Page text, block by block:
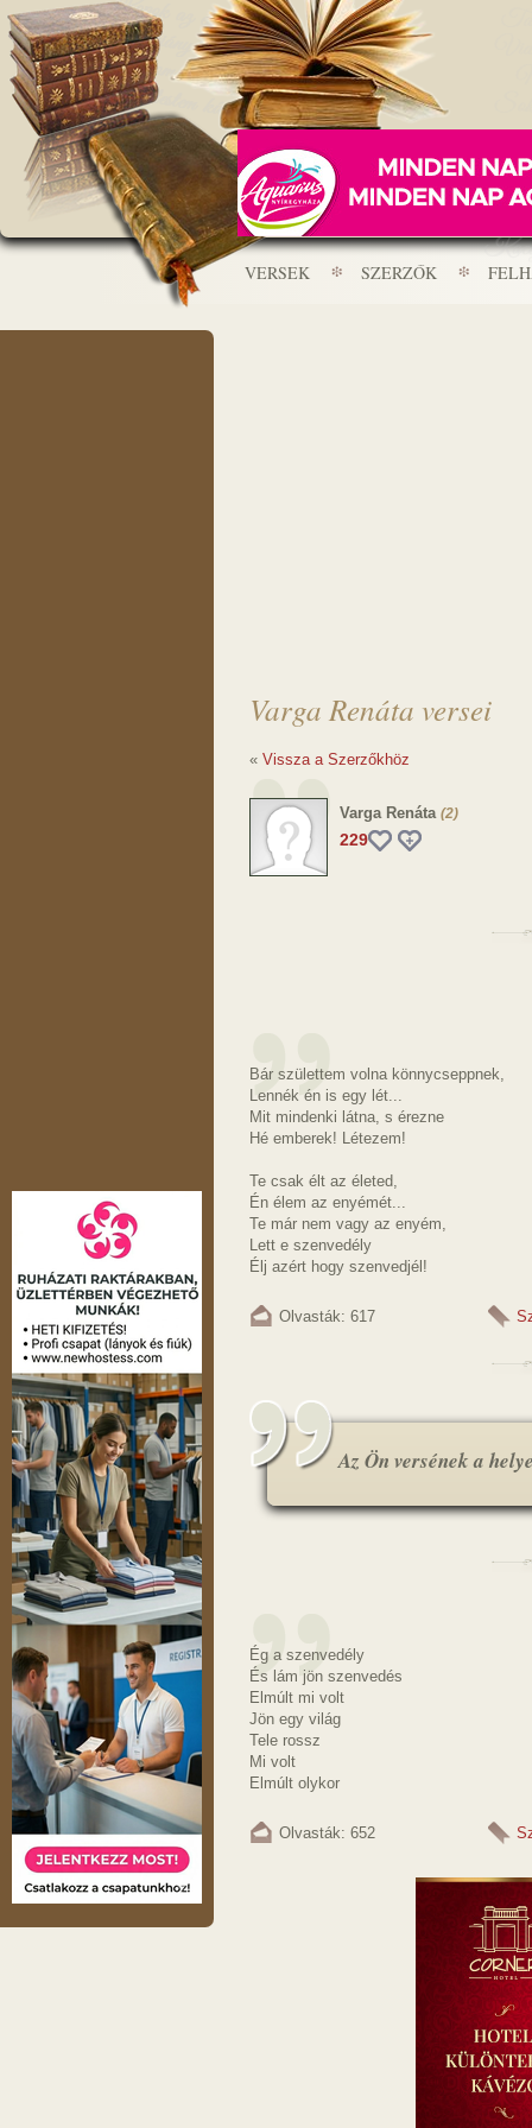
VERSEK SZERZŐK
Varga Renáta versei
« Vissza a Szerzőkhöz
Varga Renáta (2)
229
Bár születtem volna könnycseppnek,
Lennék én is egy lét...
Mit mindenki látna, s érezne
Hé emberek! Létezem!
Te csak élt az életed,
Én élem az enyémét...
Te már nem vagy az enyém,
Lett e szenvedély
Élj azért hogy szenvedjél!
Olvasták: 617
Az Ön versének a
Ég a szenvedély
És lám jön szenvedés
Elmúlt mi volt
Jön egy világ
Tele rossz
Mi volt
Elmúlt olykor
Olvasták: 652